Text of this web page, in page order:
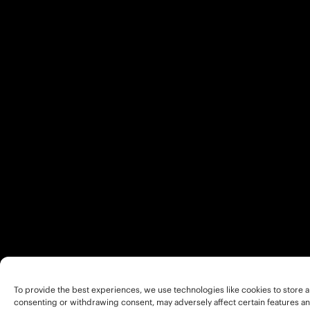
To provide the best experiences, we use technologies like cookies to
consenting or withdrawing consent, may adversely affect certain features